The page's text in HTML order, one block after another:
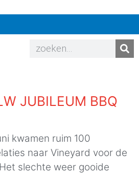
JUBILEUM BBQ
kwamen ruim 100
naar Vineyard voor de
slechte weer gooide